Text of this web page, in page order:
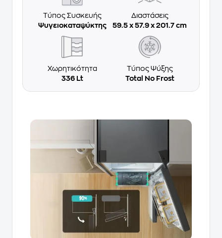
Τύπος Συσκευής
Ψυγειοκαταψύκτης
Διαστάσεις
59.5 x 57.9 x 201.7 cm
Χωρητικότητα
336 Lt
Τύπος Ψύξης
Total No Frost